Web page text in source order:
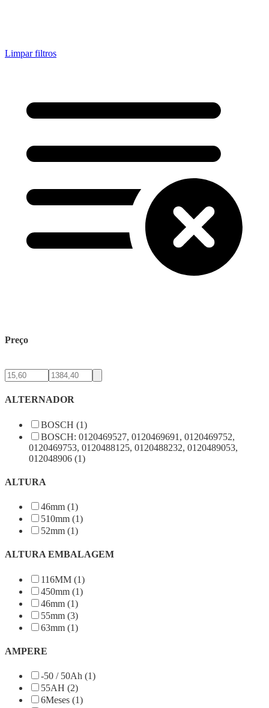
Limpar filtros
Preço
ALTERNADOR
BOSCH (1)
BOSCH: 0120469527, 0120469691, 0120469752,
0120469753, 0120488125, 0120488232, 0120489053,
012048906 (1)
ALTURA
46mm (1)
510mm (1)
52mm (1)
ALTURA EMBALAGEM
116MM (1)
450mm (1)
46mm (1)
55mm (3)
63mm (1)
AMPERE
-50 / 50Ah (1)
55AH (2)
6Meses (1)